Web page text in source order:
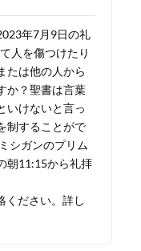
年7月9日の礼
人を傷つけたり
たは他の人から
か？聖書は言葉
いけないと言っ
制することがで
シガンのプリム
朝11:15から礼拝
ください。詳し